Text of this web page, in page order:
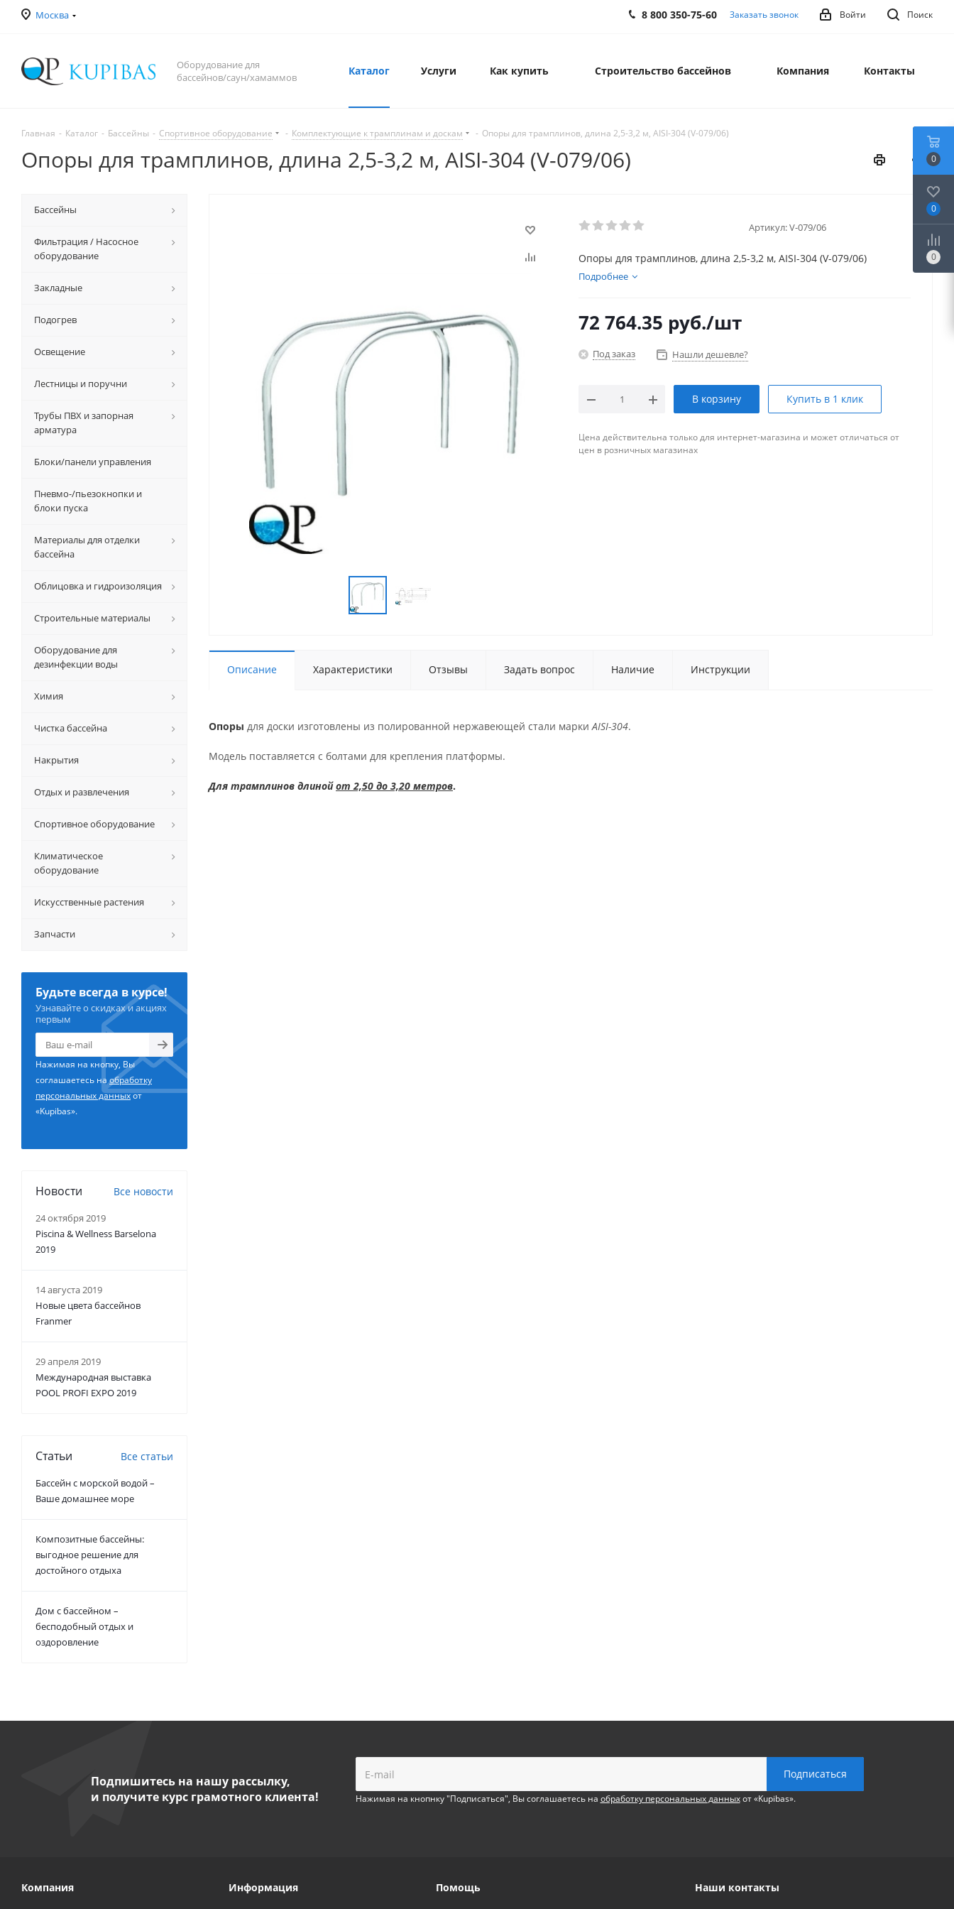
Москва Поиск
Войти
8 800 350-75-60 Заказать звонок
Оборудование для
бассейнов/саун/хамаммов
Каталог Услуги Как купить Строительство бассейнов Компания Контакты
Главная - Каталог - Бассейны - Спортивное оборудование - Комплектующие к трамплинам и доскам - Опоры для трамплинов, длина 2,5-3,2 м, AISI-304 (V-079/06)
Опоры для трамплинов, длина 2,5-3,2 м, AISI-304 (V-079/06)
Артикул:V-079/06
Опоры для трамплинов, длина 2,5-3,2 м, AISI-304 (V-079/06)
Подробнее
72 764.35 руб./шт
Под заказ Нашли дешевле?
В корзину Купить в 1 клик
Цена действительна только для интернет-магазина и может отличаться от
цен в розничных магазинах
Описание Характеристики Отзывы Задать вопрос Наличие Инструкции
Опоры для доски изготовлены из полированной нержавеющей стали маркиAISI-304.
Модель поставляется с болтами для крепления платформы.
Для трамплинов длинойот 2,50 до 3,20 метров.
Бассейны
Фильтрация / Насосное
оборудование
Закладные
Подогрев
Освещение
Лестницы и поручни
Трубы ПВХ и запорная
арматура
Блоки/панели управления
Пневмо-/пьезокнопки и
блоки пуска
Материалы для отделки
бассейна
Облицовка и гидроизоляция
Строительные материалы
Оборудование для
дезинфекции воды
Химия
Чистка бассейна
Накрытия
Отдых и развлечения
Спортивное оборудование
Климатическое
оборудование
Искусственные растения
Запчасти
Будьте всегда в курсе!
Узнавайте о скидках и акциях
первым
Нажимая на кнопку, Вы
соглашаетесь наобработку
персональных данныхот
«Kupibas».
Новости Все новости
24 октября 2019
Piscina & Wellness Barselona
2019
14 августа 2019
Новые цвета бассейнов
Franmer
29 апреля 2019
Международная выставка
POOL PROFI EXPO 2019
Статьи Все статьи
Бассейн с морской водой –
Ваше домашнее море
Композитные бассейны:
выгодное решение для
достойного отдыха
Дом с бассейном –
бесподобный отдых и
оздоровление
Подпишитесь на нашу рассылку,
и получите курс грамотного клиента!
Нажимая на кнопнку "Подписаться", Вы соглашаетесь на обработку персональных данныхот «Kupibas».
Компания Информация Помощь Наши контакты
0
0
0